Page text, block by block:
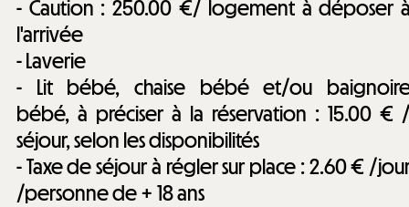
- Caution : 250.00 €/ logement à déposer
l'arrivée
- Laverie
- Lit bébé, chaise bébé et/ou
bébé, à préciser à la réservation : 15.00 €
séjour,selon les disponibilités
- Taxe de séjour à régler sur place : 2.60 € /
/personne de + 18 ans